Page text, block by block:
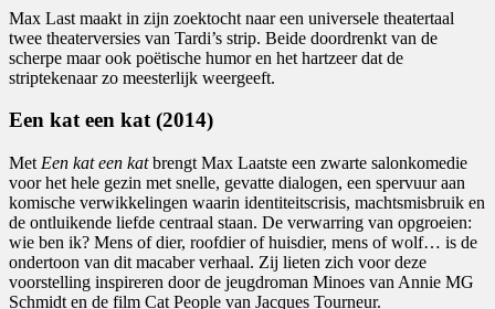
Max Last maakt in zijn zoektocht naar een universele theatertaal
twee theaterversies van Tardi’s strip. Beide doordrenkt van de
scherpe maar ook poëtische humor en het hartzeer dat de
striptekenaar zo meesterlijk weergeeft.
Een kat een kat(2014)
Met Een kat een katbrengt Max Laatste een zwarte salonkomedie
voor het hele gezin met snelle, gevatte dialogen, een spervuur aan
komische verwikkelingen waarin identiteitscrisis, machtsmisbruik en
de ontluikende liefde centraal staan. De verwarring van opgroeien:
wie ben ik? Mens of dier, roofdier of huisdier, mens of wolf… is de
ondertoon van dit macaber verhaal. Zij lieten zich voor deze
voorstelling inspireren door de jeugdroman Minoes van Annie MG
Schmidt en de film Cat People van Jacques Tourneur.